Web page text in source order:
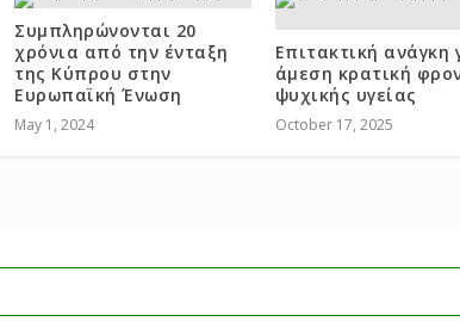
Συμπληρώνονται 20
χρόνια από την ένταξη
της Κύπρου στην
Ευρωπαϊκή Ένωση
May 1, 2024
Επιτακτική ανάγκη
άμεση κρατική
ψυχικής υγείας
October 17, 2025